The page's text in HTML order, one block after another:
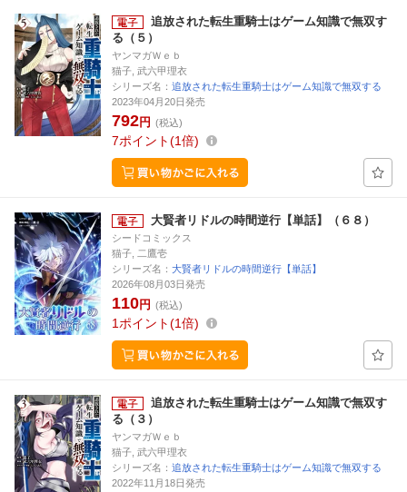
追放された転生重騎士はゲーム知識で無双す
る（５）
ヤンマガＷｅｂ
猫子, 武六甲理衣
シリーズ名： 追放された転生重騎士はゲーム知識で無双する
2023年04月20日発売
792円 (税込)
7ポイント 1倍
大賢者リドルの時間逆行【単話】（６８）
シードコミックス
猫子, 二鷹壱
シリーズ名： 大賢者リドルの時間逆行【単話】
2026年08月03日発売
110円 (税込)
1 ポイント 1倍
追放された転生重騎士はゲーム知識で無双す
る（３）
ヤンマガＷｅｂ
猫子, 武六甲理衣
シリーズ名： 追放された転生重騎士はゲーム知識で無双する
2022年11月18日発売